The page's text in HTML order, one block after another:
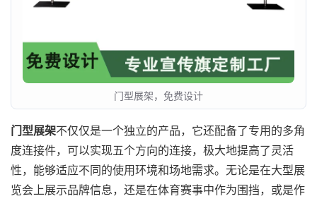
门型展架，免费设计
门型展架不仅仅是一个独立的产品，它还配备了专用的多角
度连接件，可以实现五个方向的连接，极大地提高了灵活
性，能够适应不同的使用环境和场地需求。无论是在大型展
览会上展示品牌信息，还是在体育赛事中作为围挡，或是作